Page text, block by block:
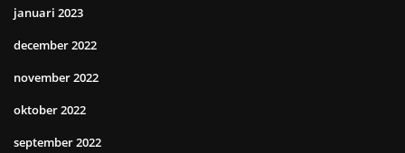
januari 2023
december 2022
november 2022
oktober 2022
september 2022